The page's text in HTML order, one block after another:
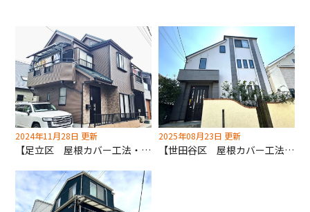
2024年11月28日 更新
【足立区 屋根カバー工法・外壁塗装】カラーベスト屋根からガルバリウム鋼板へ！お部屋の温度が変わります！
2025年08月23日 更新
【世田谷区 屋根カバー工法・外壁塗装工事】モルタル外壁リニューアル！塗装で映え物件に生まれ変わります！